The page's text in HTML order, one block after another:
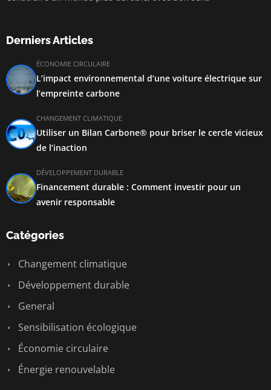
Derniers Articles
ÉCONOMIE CIRCULAIRE
L’impact environnemental d’une voiture électrique sur
l’empreinte carbone
CHANGEMENT CLIMATIQUE
Utiliser un Bilan Carbone® pour briser le cercle vicieux
de l’inaction
DÉVELOPPEMENT DURABLE
Financement durable : Comment investir pour un
avenir responsable
Catégories
Changement climatique
Développement durable
General
Sensibilisation écologique
Économie circulaire
Énergie renouvelable